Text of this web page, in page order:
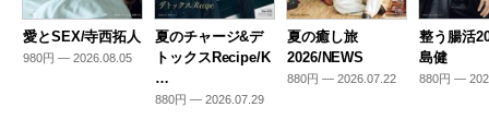
愛とSEX/寺西拓人
980円 — 2026.08.05
夏のチャージ&デ
トックスRecipe/K
…
880円 — 2026.07.29
夏の癒し旅
2026/NEWS
880円 — 2026.07.22
整う腸活
島健
880円 —